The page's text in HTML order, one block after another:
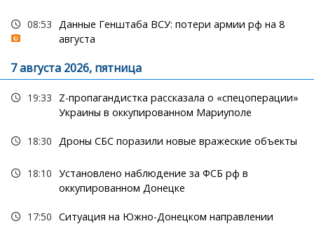
08:53 Данные Генштаба ВСУ: потери армии рф на 8
августа
7 августа 2026, пятница
19:33
Z-пропагандистка рассказала о «спецоперации»
Украины в оккупированном Мариуполе
18:30 Дроны СБС поразили новые вражеские объекты
18:10 Установлено наблюдение за ФСБ рф в
оккупированном Донецке
17:50 Ситуация на Южно-Донецком направлении